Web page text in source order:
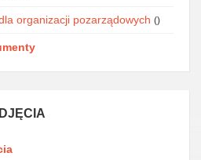
organizacji pozarządowych ()